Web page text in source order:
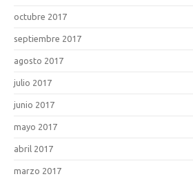
octubre 2017
septiembre 2017
agosto 2017
julio 2017
junio 2017
mayo 2017
abril 2017
marzo 2017